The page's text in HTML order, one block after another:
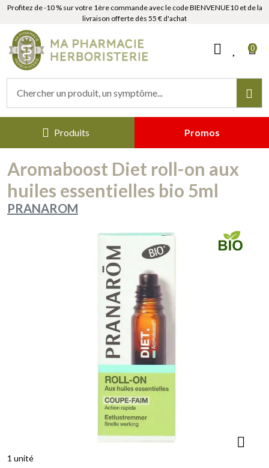
Profitez de -10 % sur votre 1ère commande avec le code BIENVENUE10 et de la
livraison offerte dès 55 € d'achat
0
Produits Promos
Aromaboost Diet roll-on aux
huiles essentielles bio 5ml
PRANAROM
1 unité